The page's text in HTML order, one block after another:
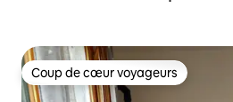
Coup de cœur voyageurs
Coup de cœur voyageurs